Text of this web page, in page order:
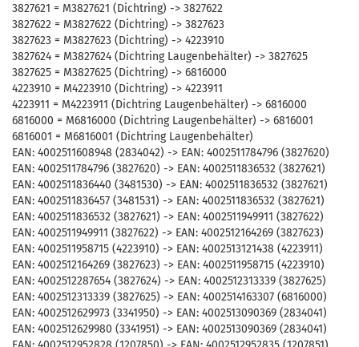
3827621 = M3827621 (Dichtring) -> 3827622
3827622 = M3827622 (Dichtring) -> 3827623
3827623 = M3827623 (Dichtring) -> 4223910
3827624 = M3827624 (Dichtring Laugenbehälter) -> 3827625
3827625 = M3827625 (Dichtring) -> 6816000
4223910 = M4223910 (Dichtring) -> 4223911
4223911 = M4223911 (Dichtring Laugenbehälter) -> 6816000
6816000 = M6816000 (Dichtring Laugenbehälter) -> 6816001
6816001 = M6816001 (Dichtring Laugenbehälter)
EAN: 4002511608948 (2834042) -> EAN: 4002511784796 (3827620)
EAN: 4002511784796 (3827620) -> EAN: 4002511836532 (3827621)
EAN: 4002511836440 (3481530) -> EAN: 4002511836532 (3827621)
EAN: 4002511836457 (3481531) -> EAN: 4002511836532 (3827621)
EAN: 4002511836532 (3827621) -> EAN: 4002511949911 (3827622)
EAN: 4002511949911 (3827622) -> EAN: 4002512164269 (3827623)
EAN: 4002511958715 (4223910) -> EAN: 4002513121438 (4223911)
EAN: 4002512164269 (3827623) -> EAN: 4002511958715 (4223910)
EAN: 4002512287654 (3827624) -> EAN: 4002512313339 (3827625)
EAN: 4002512313339 (3827625) -> EAN: 4002514163307 (6816000)
EAN: 4002512629973 (3341950) -> EAN: 4002513090369 (2834041)
EAN: 4002512629980 (3341951) -> EAN: 4002513090369 (2834041)